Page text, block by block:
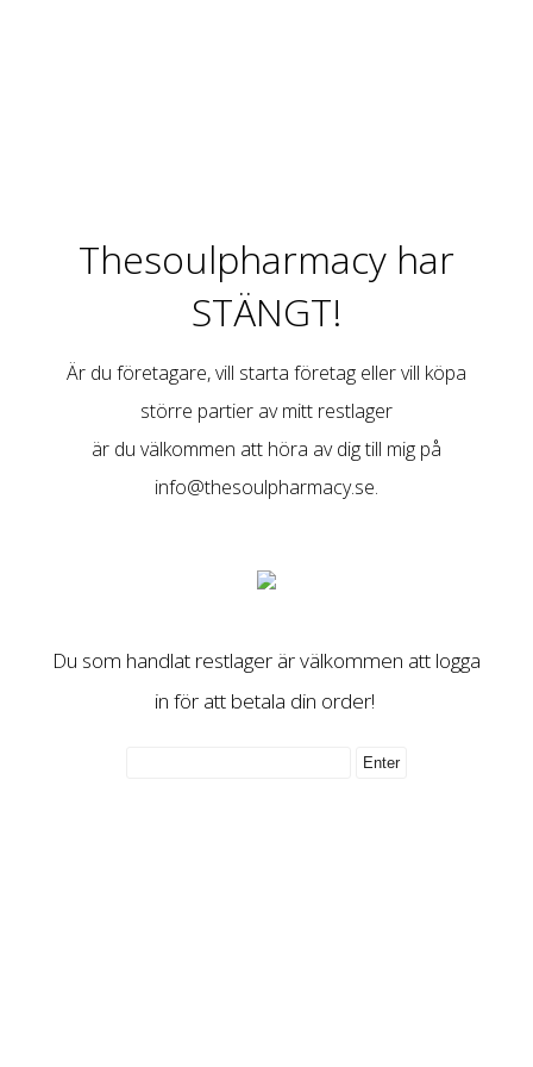
Thesoulpharmacy har
STÄNGT!
Är du företagare, vill starta företag eller vill köpa
större partier av mitt restlager
är du välkommen att höra av dig till mig på
info@thesoulpharmacy.se.
Du som handlat restlager är välkommen att logga
in för att betala din order!